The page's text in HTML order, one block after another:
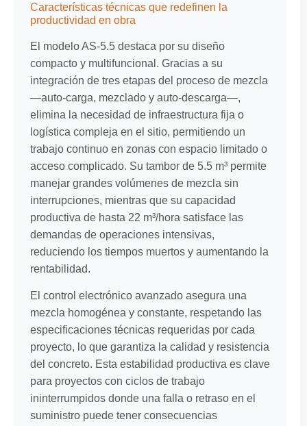
Características técnicas que redefinen la
productividad en obra
El modelo AS-5.5 destaca por su diseño
compacto y multifuncional. Gracias a su
integración de tres etapas del proceso de mezcla
—auto-carga, mezclado y auto-descarga—,
elimina la necesidad de infraestructura fija o
logística compleja en el sitio, permitiendo un
trabajo continuo en zonas con espacio limitado o
acceso complicado. Su tambor de 5.5 m³ permite
manejar grandes volúmenes de mezcla sin
interrupciones, mientras que su capacidad
productiva de hasta 22 m³/hora satisface las
demandas de operaciones intensivas,
reduciendo los tiempos muertos y aumentando la
rentabilidad.
El control electrónico avanzado asegura una
mezcla homogénea y constante, respetando las
especificaciones técnicas requeridas por cada
proyecto, lo que garantiza la calidad y resistencia
del concreto. Esta estabilidad productiva es clave
para proyectos con ciclos de trabajo
ininterrumpidos donde una falla o retraso en el
suministro puede tener consecuencias